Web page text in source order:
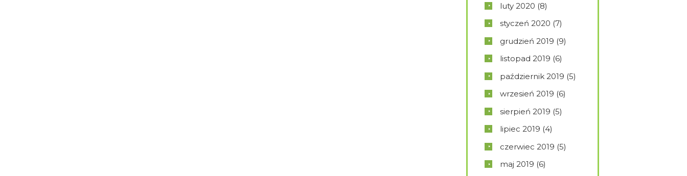
luty 2020 (8)
styczeń 2020 (7)
grudzień 2019 (9)
listopad 2019 (6)
październik 2019 (5)
wrzesień 2019 (6)
sierpień 2019 (5)
lipiec 2019 (4)
czerwiec 2019 (5)
maj 2019 (6)